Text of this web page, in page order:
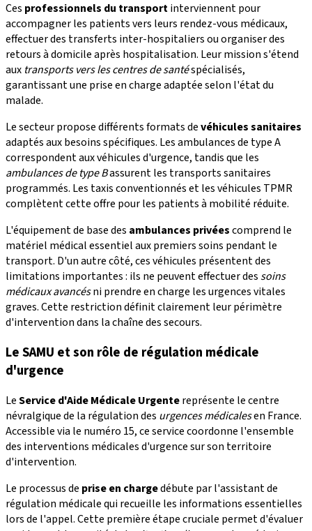
Ces professionnels du transportinterviennent pour
accompagner les patients vers leurs rendez-vous médicaux,
effectuer des transferts inter-hospitaliers ou organiser des
retours à domicile après hospitalisation. Leur mission s'étend
aux transports vers les centres de santéspécialisés,
garantissant une prise en charge adaptée selon l'état du
malade.
Le secteur propose différents formats devéhicules sanitaires
adaptés aux besoins spécifiques. Les ambulances de type A
correspondent aux véhicules d'urgence, tandis que les
ambulances de type Bassurent les transports sanitaires
programmés. Les taxis conventionnés et les véhicules TPMR
complètent cette offre pour les patients à mobilité réduite.
L'équipement de base des ambulances privéescomprend le
matériel médical essentiel aux premiers soins pendant le
transport. D'un autre côté, ces véhicules présentent des
limitations importantes : ils ne peuvent effectuer des soins
médicaux avancésni prendre en charge les urgences vitales
graves. Cette restriction définit clairement leur périmètre
d'intervention dans la chaîne des secours.
Le SAMU et son rôle de régulation médicale
d'urgence
LeService d'Aide Médicale Urgentereprésente le centre
névralgique de la régulation des urgences médicalesen France.
Accessible via le numéro 15, ce service coordonne l'ensemble
des interventions médicales d'urgence sur son territoire
d'intervention.
Le processus de prise en chargedébute par l'assistant de
régulation médicale qui recueille les informations essentielles
lors de l'appel. Cette première étape cruciale permet d'évaluer